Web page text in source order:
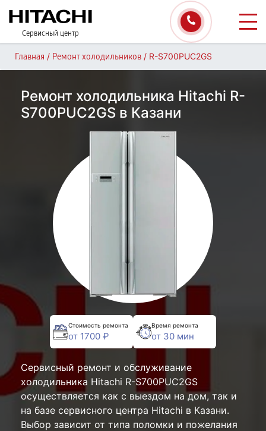
Сервисный центр
Главная / Ремонт холодильников / R-S700PUC2GS
Ремонт холодильника Hitachi R-
S700PUC2GS в Казани
Стоимость ремонта
от 1700 ₽
Время ремонта
от 30 мин
Сервисный ремонт и обслуживание
холодильника Hitachi R-S700PUC2GS
осуществляется как с выездом на дом, так и
на базе сервисного центра Hitachi в Казани.
Выбор зависит от типа поломки и пожелания